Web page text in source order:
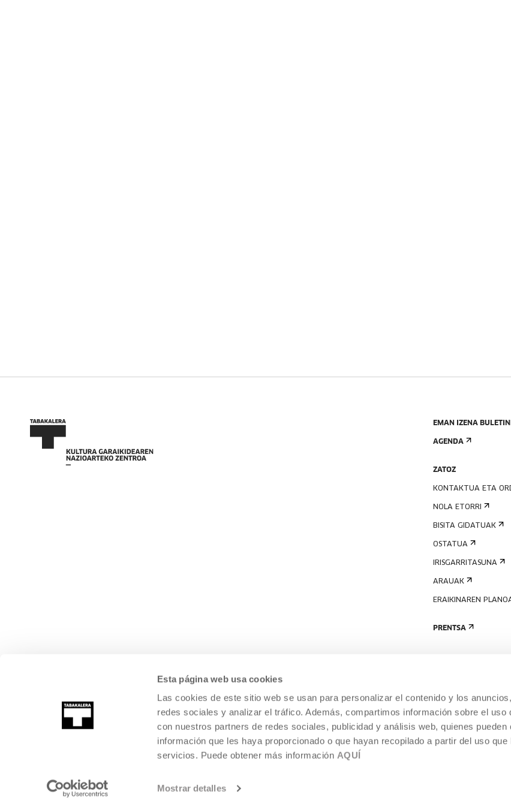
Esta página web usa cookies
Las cookies de este sitio web se usan para personalizar el contenido y los
redes sociales y analizar el tráfico. Además, compartimos información sobre el uso
con nuestros partners de redes sociales, publicidad y análisis web, quienes pueden
información que les haya proporcionado o que hayan recopilado a partir del uso
servicios. Puede obtener más información AQUÍ
Mostrar detalles
EMAN IZENA
AGENDA
ZATOZ
KONTAKTUA ETA
NOLA ETORRI
BISITA GIDATUAK
OSTATUA
IRISGARRITASUNA
ARAUAK
ERAIKINAREN
PRENTSA
DONOSTIA / SAN SEBASTIÁN